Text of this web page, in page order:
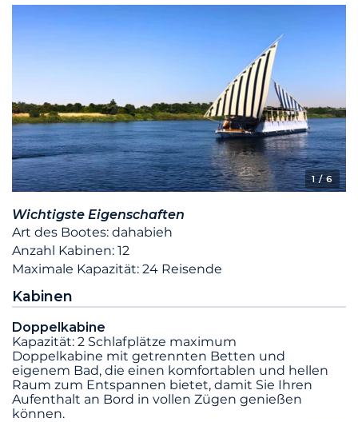
1/ 6
Wichtigste Eigenschaften
Art des Bootes: dahabieh
Anzahl Kabinen: 12
Maximale Kapazität: 24 Reisende
Kabinen
Doppelkabine
Kapazität: 2 Schlafplätze maximum
Doppelkabine mit getrennten Betten und
eigenem Bad, die einen komfortablen und hellen
Raum zum Entspannen bietet, damit Sie Ihren
Aufenthalt an Bord in vollen Zügen genießen
können.